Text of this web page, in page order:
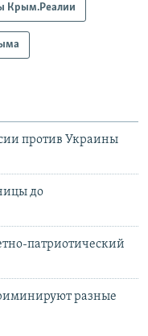
Крым.Реалии
против Украины
до
патриотический
разные